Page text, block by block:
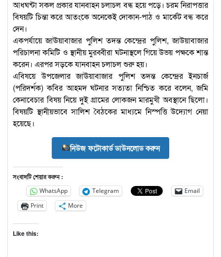
আধঘন্টা সকল প্রকার যানবাহন চলাচল বন্ধ হয়ে পড়ে। চরম নিরাপত্তার
বিষয়টি চিন্তা করে আতংকে অনেকেই দোকান-পাঠ ও মার্কেট বন্ধ করে
দেন।
একপর্যায়ে জাঊয়াবাজার পুলিশ তদন্ত কেন্দ্রের পুলিশ, জাউয়াবাজার
পরিচালনা কমিটি ও স্থানীয় মুরব্বীরা ঘটনাস্থলে গিয়ে উভয় পক্ষকে শান্ত
করেন। এরপর সড়কে যানবাহন চলাচল শুরু হয়।
এবিষয়ে উপজেলার জাঊয়াবাজার পুলিশ তদন্ত কেন্দ্রের ইনচার্জ
(পরিদর্শক) কবির আহমদ ঘটনার সত্যতা নিশ্চিত করে বলেন, জমি
কেনাবেচার বিষয় নিয়ে দুই গ্রামের লোকজন মারমুখী অবস্থানে ছিলো।
বিষয়টি স্থানীয়ভাবে সালিশ বৈঠকের মাধ্যমে নিস্পত্তি উদ্যোগ নেয়া
হয়েছে।
নিউজ ফটোকার্ড ডাউনলোড করুন
সংবাদটি শেয়ার করুন :
WhatsApp Telegram
Email
Print
More
Like this: